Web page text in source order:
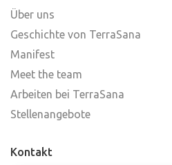
Über uns
Geschichte von TerraSana
Manifest
Meet the team
Arbeiten bei TerraSana
Stellenangebote
Kontakt